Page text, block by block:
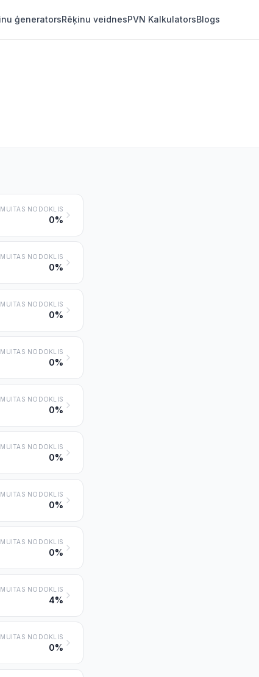
ģeneratorsRēķinu veidnesPVN KalkulatorsBlogs
MUITAS NODOKLIS
0%
MUITAS NODOKLIS
0%
MUITAS NODOKLIS
0%
MUITAS NODOKLIS
0%
MUITAS NODOKLIS
0%
MUITAS NODOKLIS
0%
MUITAS NODOKLIS
0%
MUITAS NODOKLIS
0%
MUITAS NODOKLIS
4%
MUITAS NODOKLIS
0%